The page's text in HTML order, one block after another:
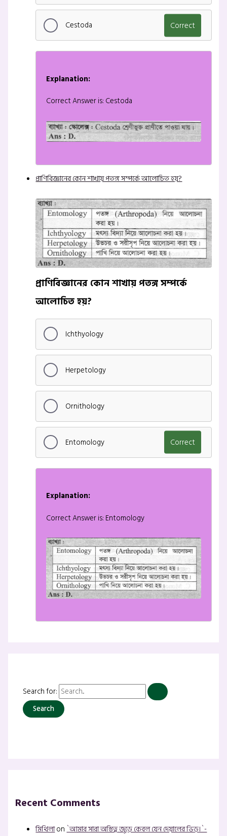
Cestoda Correct
Explanation:
Correct Answer is: Cestoda
প্রাণিবিজ্ঞানের কোন শাখায় পতঙ্গ সম্পর্কে আলোচিত হয়?
প্রাণিবিজ্ঞানের কোন শাখায় পতঙ্গ সম্পর্কে
আলোচিত হয়?
Ichthyology
Herpetology
Ornithology
Entomology Correct
Explanation:
Correct Answer is: Entomology
Search for:
Recent Comments
মিথিলাon`আমার সারা অস্তিত্ব জুড়ে কেবল যেন দেয়ালের ভিড়।`-